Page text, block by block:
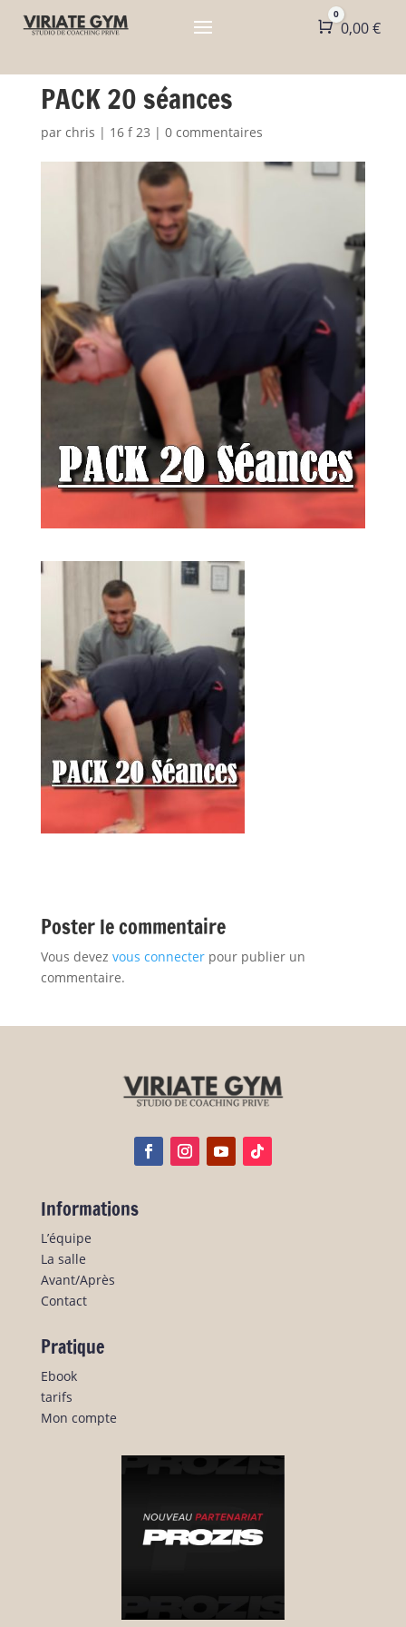
Panier
0
0,00€
PACK 20 séances
par chris | 16 f 23 | 0 commentaires
Poster le commentaire
Vous devez vous connecterpour publier un
commentaire.
Informations
L’équipe
La salle
Avant/Après
Contact
Pratique
Ebook
tarifs
Mon compte